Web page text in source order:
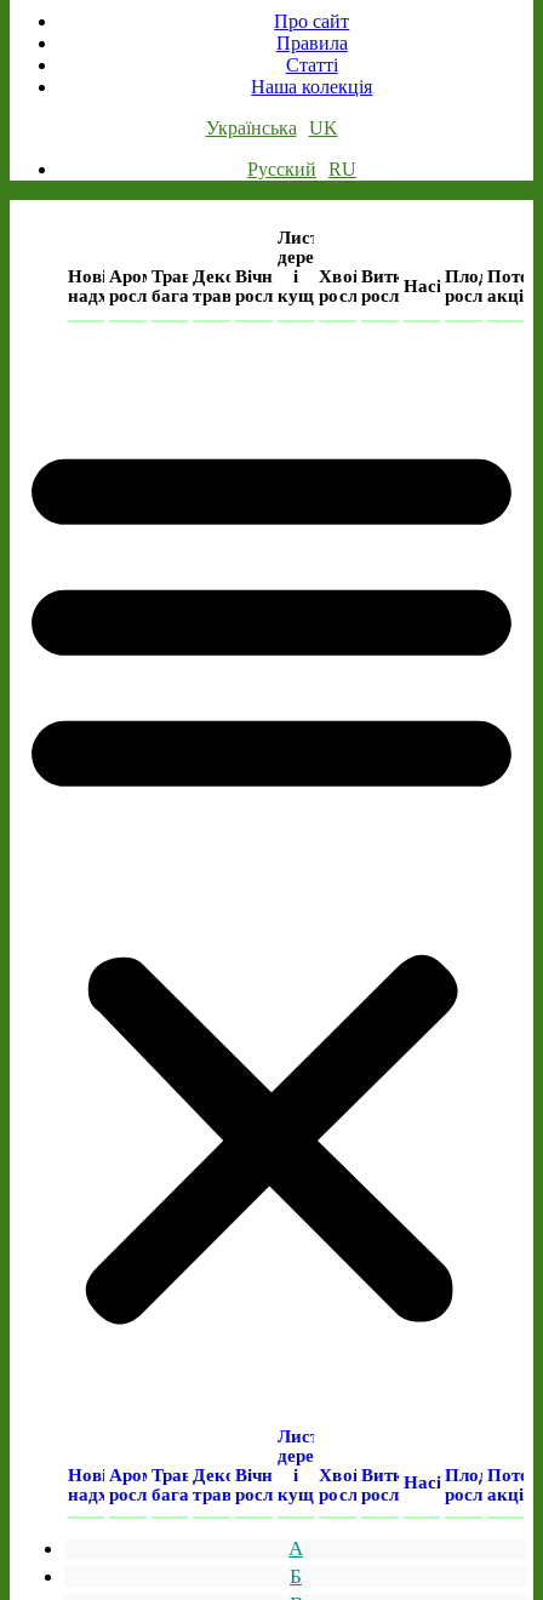
Про сайт
Правила
Статті
Наша колекція
Українська
UK
Русский
RU
Нові
надходження
Ароматичні
рослини
Трав’янисті
багаторічні
Декоративні
трави
Вічнозелені
рослини
Листяні
дерева
і
кущі
Хвойні
рослини
Виткі
рослиниНасінняПлодові
рослини
акція
Нові
надходження
Ароматичні
рослини
Трав’янисті
багаторічні
Декоративні
трави
Вічнозелені
рослини
Листяні
дерева
і
кущі
Хвойні
рослини
Виткі
рослини
НасінняПлодові
рослини
акція
А
Б